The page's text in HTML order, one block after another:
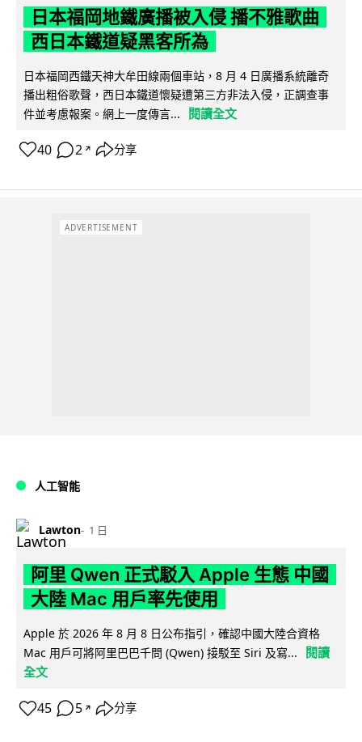
日本福岡地鐵廣播被入侵 播不雅歌曲
西日本鐵道疑黑客所為
日本福岡西鐵天神大牟田線兩個車站，8 月 4 日廣播系統離奇
播出粗俗歌聲，西日本鐵道懷疑遭第三方非法入侵，正調查事
件並考慮報案。網上一度傳言...
閱讀全文
40 2 ↗ 分享
ADVERTISEMENT
人工智能
Lawton 1 日
阿里 Qwen 正式駁入 Apple 生態 中國
大陸 Mac 用戶率先使用
Apple 於 2026 年 8 月 8 日公布指引，確認中國大陸合資格
Mac 用戶可將阿里巴巴千問 (Qwen) 接駁至 Siri 及寫...
閱讀
全文
45 5 ↗ 分享